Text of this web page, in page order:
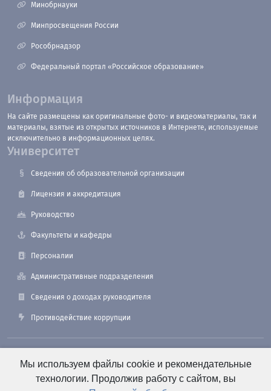
Минобрнауки
Минпросвещения России
Рособрнадзор
Федеральный портал «Российское образование»
Информация
На сайте размещены как оригинальные фото- и видеоматериалы, так и
материалы, взятые из открытых источников в Интернете, используемые
исключительно в информационных целях.
Университет
Сведения об образовательной организации
Лицензия и аккредитация
Руководство
Факультеты и кафедры
Персоналии
Административные подразделения
Сведения о доходах руководителя
Противодействие коррупции
190121, Санкт-Петербург, ул. Лоцманская, 3
Мы используем файлы cookie и рекомендательные
технологии. Продолжив работу с сайтом, вы